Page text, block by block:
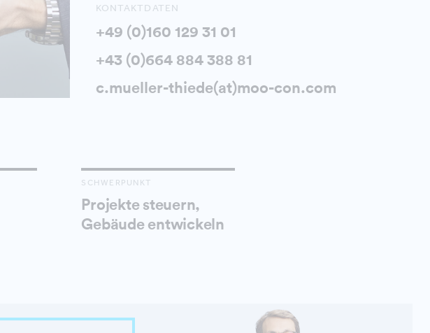
KONTAKTDATEN
+49 (0)160 129 31 01
+43 (0)664 884 388 81
c.mueller-thiede(at)moo-con.com
SCHWERPUNKT
Projekte steuern,
Gebäude entwickeln